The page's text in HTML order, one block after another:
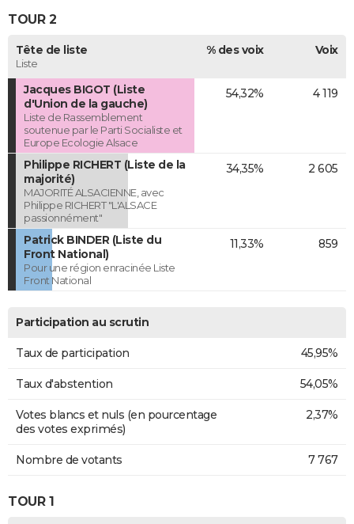
TOUR 2
Tête de liste
Liste
% des voix Voix
Jacques BIGOT (Liste
d'Union de la gauche)
Liste de Rassemblement
soutenue par le Parti Socialiste et
Europe Ecologie Alsace
54,32% 4 119
Philippe RICHERT (Liste de la
majorité)
MAJORITÉ ALSACIENNE, avec
Philippe RICHERT "L'ALSACE
passionnément"
34,35% 2 605
Patrick BINDER (Liste du
Front National)
Pour une région enracinée Liste
Front National
11,33% 859
Participation au scrutin
Taux de participation 45,95%
Taux d'abstention 54,05%
Votes blancs et nuls (en pourcentage
des votes exprimés)
2,37%
Nombre de votants 7 767
TOUR 1